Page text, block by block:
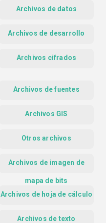
Archivos de datos
Archivos de desarrollo
Archivos cifrados
Archivos de fuentes
Archivos GIS
Otros archivos
Archivos de imagen de
mapa de bits
Archivos de hoja de cálculo
Archivos de texto